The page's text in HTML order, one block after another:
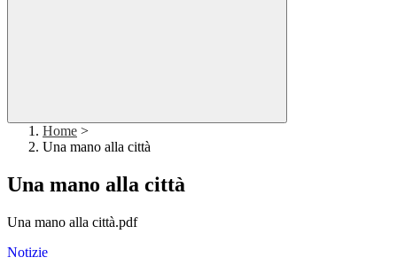
Home >
Una mano alla città
Una mano alla città
Una mano alla città.pdf
Notizie